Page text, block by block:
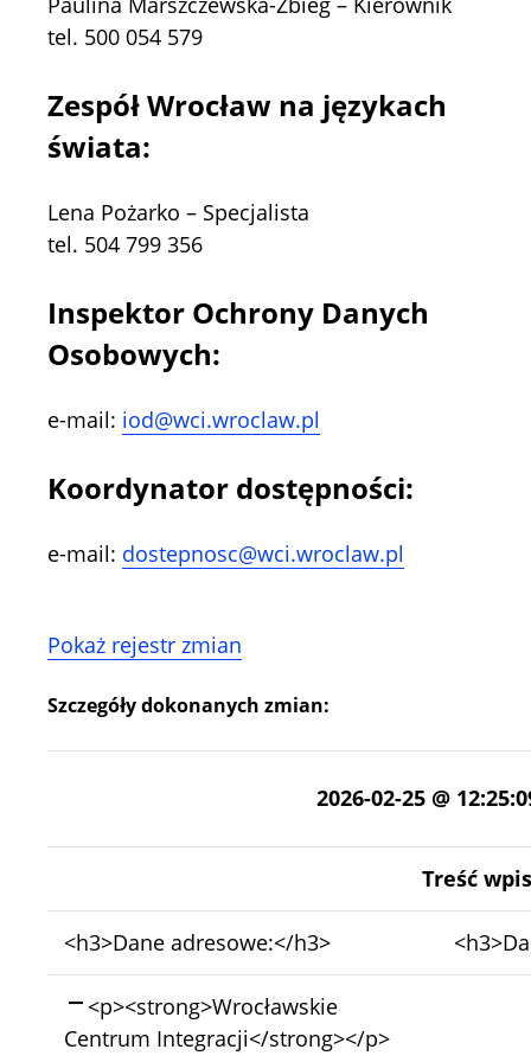
tel. 500 054 579
Zespół Wrocław na językach
świata:
Lena Pożarko – Specjalista
tel. 504 799 356
Inspektor Ochrony Danych
Osobowych:
e-mail: iod@wci.wroclaw.pl
Koordynator dostępności:
e-mail: dostepnosc@wci.wroclaw.pl
Pokaż rejestr zmian
Szczegóły dokonanych zmian:
2026-02-25 @
Treść
Bez
zmian:
<h3>Dane adresowe:</h3>
Bez
zmian:
Skasowano:
<p><strong>Wrocławskie
Centrum Integracji</strong></p>